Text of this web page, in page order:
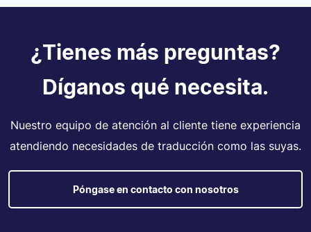
¿Tienes más preguntas?
Díganos qué necesita.
Nuestro equipo de atención al cliente tiene experiencia
atendiendo necesidades de traducción como las suyas.
Póngase en contacto con nosotros